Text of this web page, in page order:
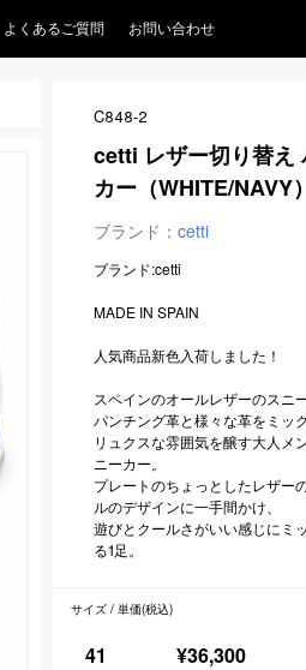
よくあるご質問 お問い合わせ
C848-2
cetti レザー切り替え
カー（WHITE/NAVY）
ブランド： cetti
ブランド:cetti
MADE IN SPAIN
人気商品新色入荷しました！
スペインのオールレザーのスニ
パンチング革と様々な革をミック
リュクスな雰囲気を醸す大人メ
ニーカー。
プレートのちょっとしたレザー
ルのデザインに一手間かけ、
遊びとクールさがいい感じにミ
る1足。
サイズ / 単価(税込)
41 ¥36,300